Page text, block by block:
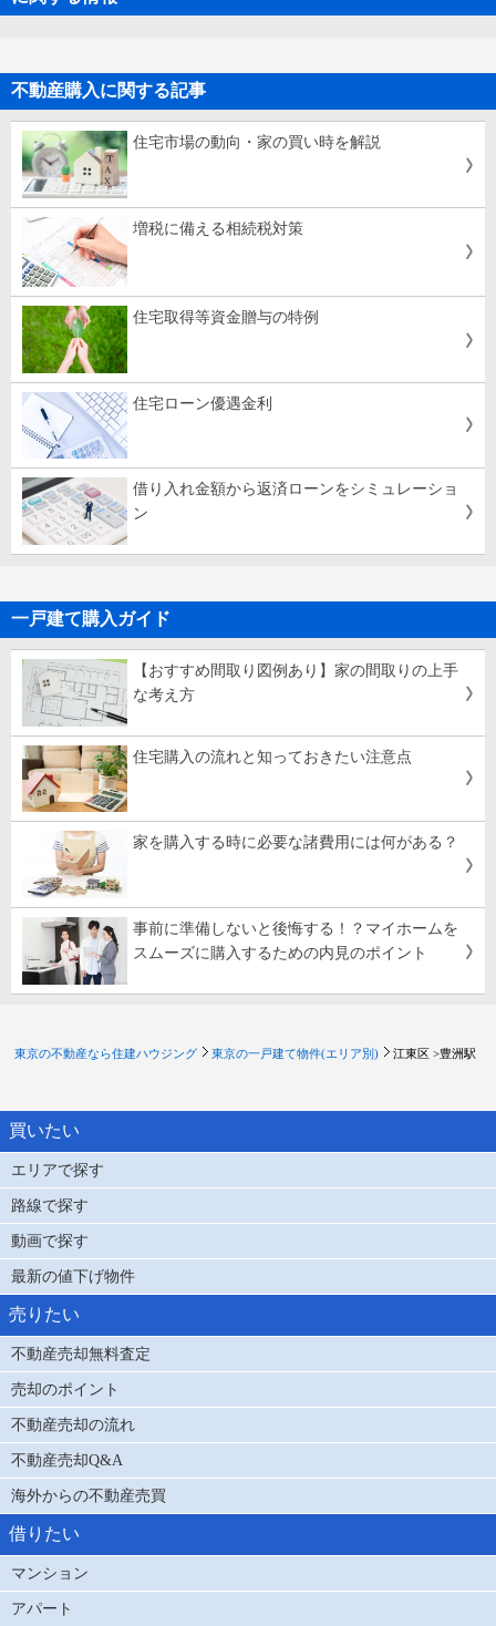
不動産購入に関する記事
住宅市場の動向・家の買い時を解説
増税に備える相続税対策
住宅取得等資金贈与の特例
住宅ローン優遇金利
借り入れ金額から返済ローンをシミュレーショ
ン
一戸建て購入ガイド
【おすすめ間取り図例あり】家の間取りの上手
な考え方
住宅購入の流れと知っておきたい注意点
家を購入する時に必要な諸費用には何がある？
事前に準備しないと後悔する！？マイホームを
スムーズに購入するための内見のポイント
東京の不動産なら住建ハウジング 東京の一戸建て物件(エリア別) 江東区 >豊洲駅
買いたい
エリアで探す
路線で探す
動画で探す
最新の値下げ物件
売りたい
不動産売却無料査定
売却のポイント
不動産売却の流れ
不動産売却Q&A
海外からの不動産売買
借りたい
マンション
アパート